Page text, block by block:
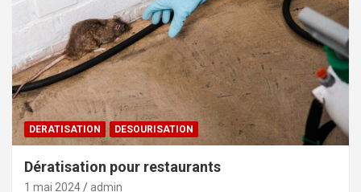
DERATISATION DESOURISATION
Dératisation pour restaurants
1 mai 2024 admin